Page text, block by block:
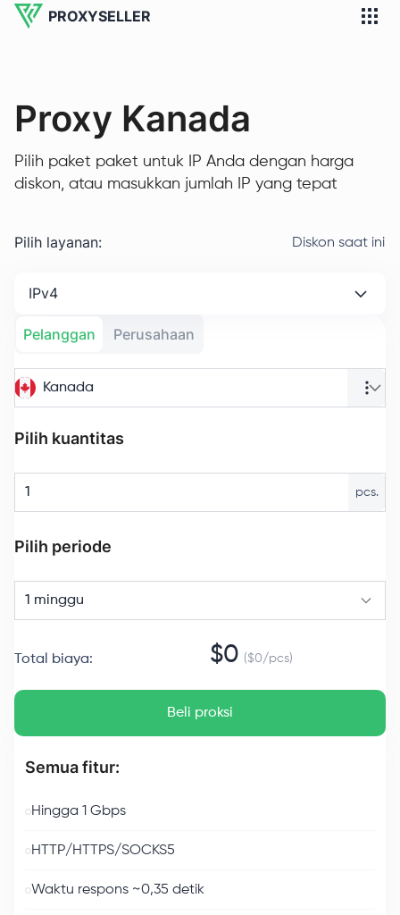
PROXYSELLER
Proxy Kanada
Pilih paket paket untuk IP Anda dengan harga
diskon, atau masukkan jumlah IP yang tepat
Pilih layanan: Diskon saat ini
IPv4
Pelanggan Perusahaan
Kanada
Pilih kuantitas
pcs.
Pilih periode
1 minggu
Total biaya: $0 ($0/pcs)
Beli proksi
Semua fitur:
Hingga 1 Gbps
HTTP/HTTPS/SOCKS5
Waktu respons ~0,35 detik